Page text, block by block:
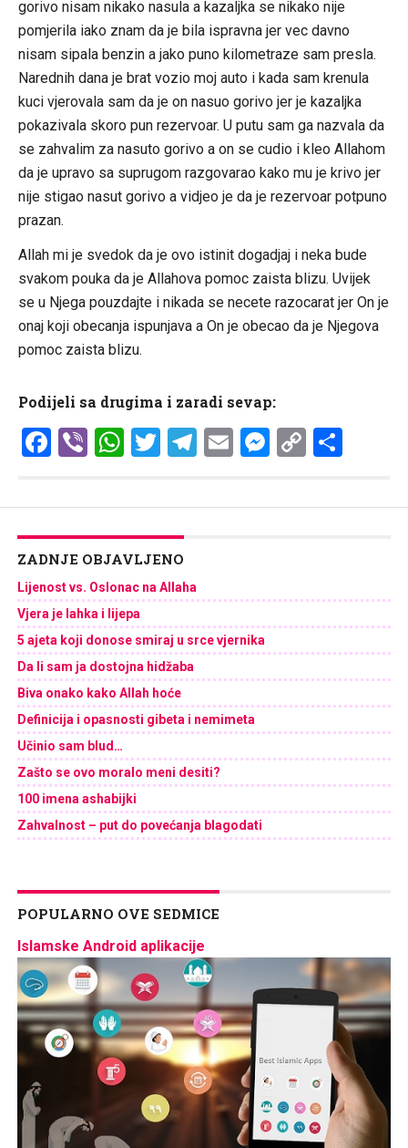
gorivo nisam nikako nasula a kazaljka se nikako nije
pomjerila iako znam da je bila ispravna jer vec davno
nisam sipala benzin a jako puno kilometraze sam presla.
Narednih dana je brat vozio moj auto i kada sam krenula
kuci vjerovala sam da je on nasuo gorivo jer je kazaljka
pokazivala skoro pun rezervoar. U putu sam ga nazvala da
se zahvalim za nasuto gorivo a on se cudio i kleo Allahom
da je upravo sa suprugom razgovarao kako mu je krivo jer
nije stigao nasut gorivo a vidjeo je da je rezervoar potpuno
prazan.
Allah mi je svedok da je ovo istinit dogadjaj i neka bude
svakom pouka da je Allahova pomoc zaista blizu. Uvijek
se u Njega pouzdajte i nikada se necete razocarat jer On je
onaj koji obecanja ispunjava a On je obecao da je Njegova
pomoc zaista blizu.
Podijeli sa drugima i zaradi sevap:
Facebook
ViberWhatsApp
Twitter
Telegram
EmailCopy
ZADNJE OBJAVLJENO
Lijenost vs. Oslonac na Allaha
Vjera je lahka i lijepa
5 ajeta koji donose smiraj u srce vjernika
Da li sam ja dostojna hidžaba
Biva onako kako Allah hoće
Definicija i opasnosti gibeta i nemimeta
Učinio sam blud…
Zašto se ovo moralo meni desiti?
100 imena ashabijki
Zahvalnost – put do povećanja blagodati
POPULARNO OVE SEDMICE
Islamske Android aplikacije